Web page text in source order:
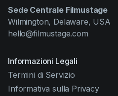
Sede Centrale Filmustage
Wilmington, Delaware, USA
hello@filmustage.com
Informazioni Legali
Termini di Servizio
Informativa sulla Privacy